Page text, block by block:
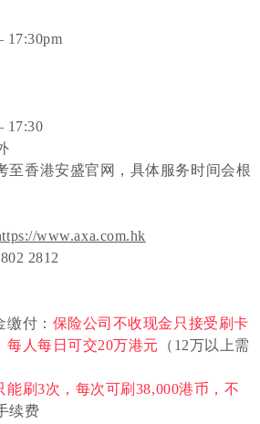
17:30pm
17:30
至香港安盛官网，具体服务时间会根
www.axa.com.hk
2812
付： 保险公司不收现金只接受刷卡
每人每日可交20万港元
（12万以上需
能刷3次， 每次可刷38,000港币，不
续费